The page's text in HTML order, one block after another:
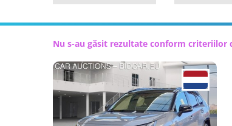
Nu s-au găsit rezultate conform criteriilor